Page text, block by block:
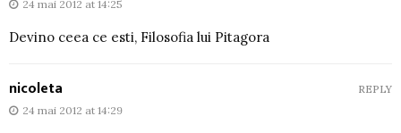
24 mai 2012 at 14:25
Devino ceea ce esti, Filosofia lui Pitagora
nicoleta
24 mai 2012 at 14:29
REPLY